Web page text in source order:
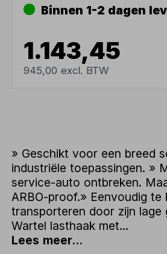
Binnen 1-2 dagen
1.143,45
945,00 excl. BTW
» Geschikt voor een breed
industriële toepassingen. »
service-auto ontbreken.
ARBO-proof.» Eenvoudig te
transporteren door zijn lage
Wartel lasthaak met...
Lees meer...